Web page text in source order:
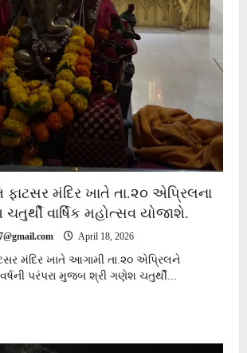
મંદિર ખાતે તા.૨૦ એપ્રિલના
વાર્ષિક મહોત્સવ યોજાશે.
April 18, 2026
મંદિર ખાતે આગામી તા.૨૦ એપ્રિલને
પરંપરા મુજબ શ્રી ગણેશ ચતુર્થી...